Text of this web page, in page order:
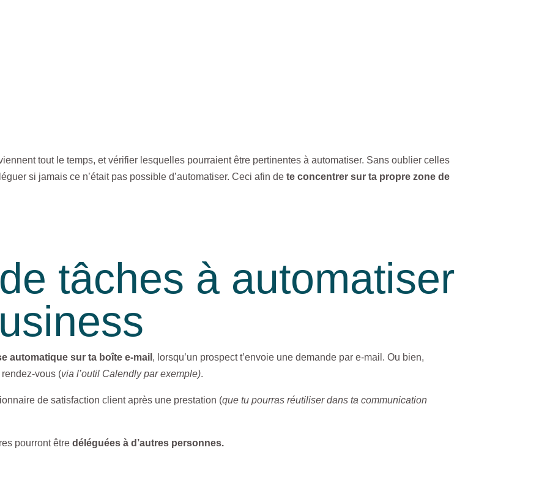
tout le temps, et vérifier lesquelles pourraient être pertinentes à automatiser. Sans oublier celles
si jamais ce n’était pas possible d’automatiser. Ceci afin dete concentrer sur ta propre zone de
tâches à automatiser
automatique sur ta boîte e-mail , lorsqu’un prospect t’envoie une demande par e-mail. Ou bien,
vous (via l’outil Calendly par exemple).
de satisfaction client après une prestation (que tu pourras réutiliser dans ta communication
pourront êtredéléguées à d’autres personnes.